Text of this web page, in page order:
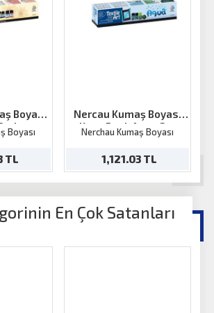
Boyası
Boyası
TL
Nercau Kumaş Boyası
Koyu Renk Aqua Set
6x59ml
Nerchau Kumaş Boyası
1,121.03 TL
En Çok Satanları